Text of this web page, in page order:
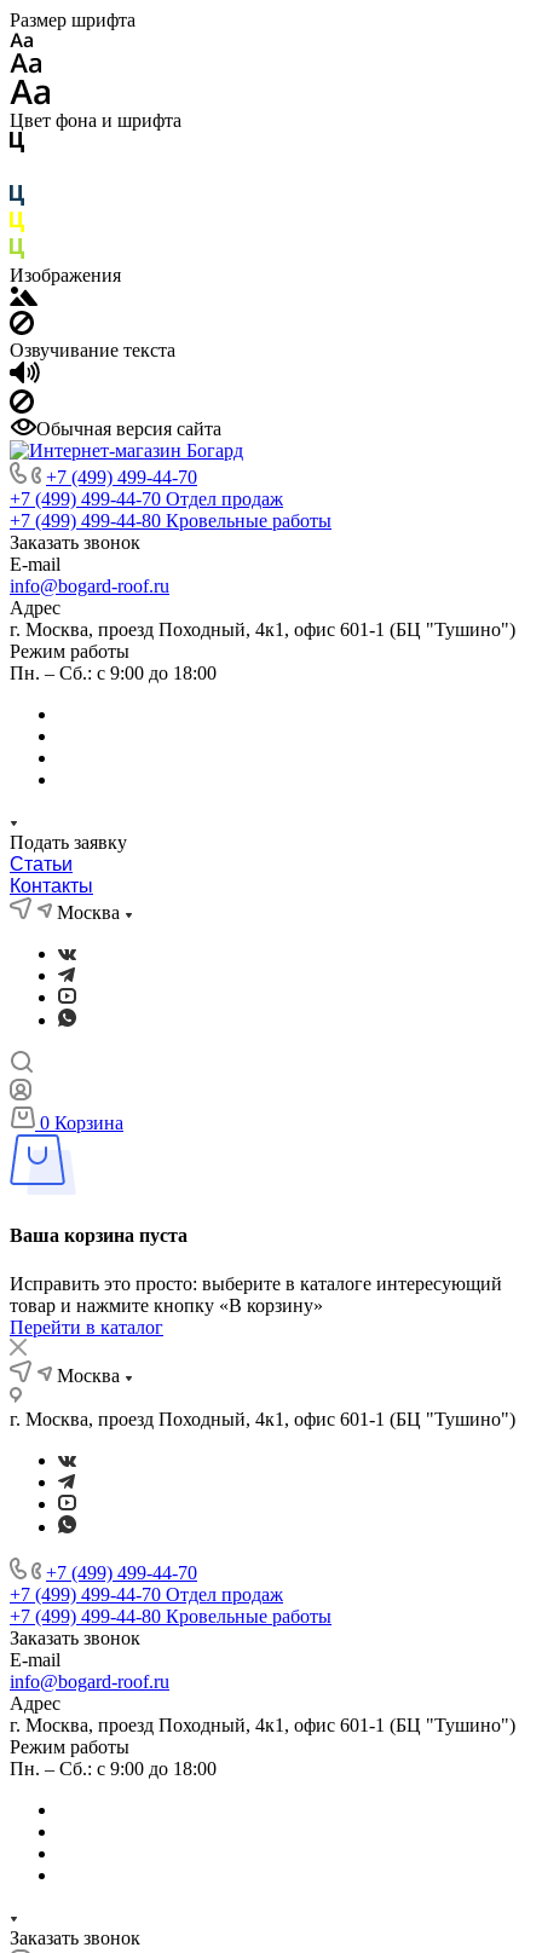
Размер шрифта
Цвет фона и шрифта
Изображения
Озвучивание текста
Обычная версия сайта
+7 (499) 499-44-70
+7 (499) 499-44-70 Отдел продаж
+7 (499) 499-44-80 Кровельные работы
Заказать звонок
E-mail
info@bogard-roof.ru
Адрес
г. Москва, проезд Походный, 4к1, офис 601-1 (БЦ "Тушино")
Режим работы
Пн. – Сб.: с 9:00 до 18:00
Подать заявку
Статьи
Контакты
Москва
0 Корзина
Ваша корзина пуста
Исправить это просто: выберите в каталоге интересующий
товар и нажмите кнопку «В корзину»
Перейти в каталог
Москва
г. Москва, проезд Походный, 4к1, офис 601-1 (БЦ "Тушино")
+7 (499) 499-44-70
+7 (499) 499-44-70 Отдел продаж
+7 (499) 499-44-80 Кровельные работы
Заказать звонок
E-mail
info@bogard-roof.ru
Адрес
г. Москва, проезд Походный, 4к1, офис 601-1 (БЦ "Тушино")
Режим работы
Пн. – Сб.: с 9:00 до 18:00
Заказать звонок